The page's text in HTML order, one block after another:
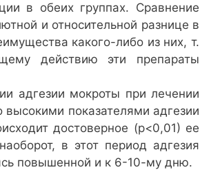
в обеих группах. Сравнение
и относительной разнице в
какого-либо из них, т.
действию эти препараты
адгезии мокроты при лечении
показателями адгезии
достоверное (р<0,01) ее
в этот период адгезия
повышенной и к 6-10-му дню.